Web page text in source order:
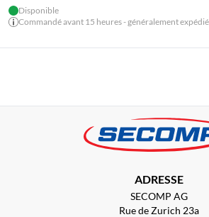
Disponible
Commandé avant 15 heures - généralement
ADRESSE
SECOMP AG
Rue de Zurich 23a